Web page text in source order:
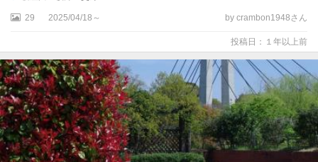
29 2025/04/18～ by crambon1948さん
投稿日：１年以上前